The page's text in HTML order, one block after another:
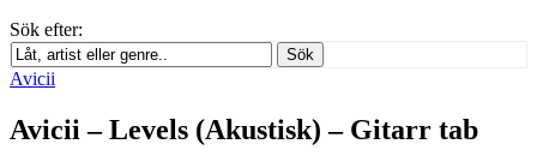
Sök efter:
Sök
Avicii
Avicii – Levels (Akustisk) – Gitarr tab